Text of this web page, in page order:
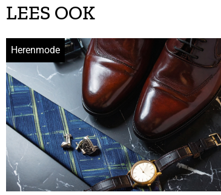
LEES OOK
Herenmode